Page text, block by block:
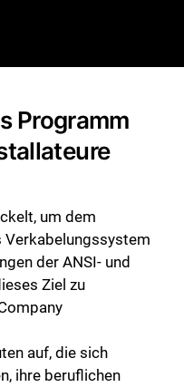
Programm
um dem
Verkabelungssystem
der ANSI- und
Ziel zu
auf, die sich
ihre beruflichen
Schließen Sie